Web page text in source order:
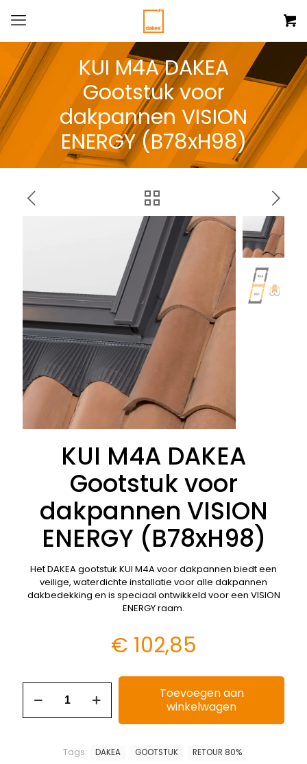
KUI M4A DAKEA
Gootstuk voor
dakpannen VISION
ENERGY (B78xH98)
KUI M4A DAKEA
Gootstuk voor
dakpannen VISION
ENERGY (B78xH98)
Het DAKEA gootstuk KUI M4A voor dakpannen biedt een
veilige, waterdichte installatie voor alle dakpannen
dakbedekking en is speciaal ontwikkeld voor een VISION
ENERGY raam.
€ 102,85
Toevoegen aan
winkelwagen
Tags: DAKEA GOOTSTUK RETOUR 80%